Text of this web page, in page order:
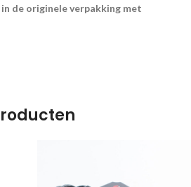
de originele verpakking met